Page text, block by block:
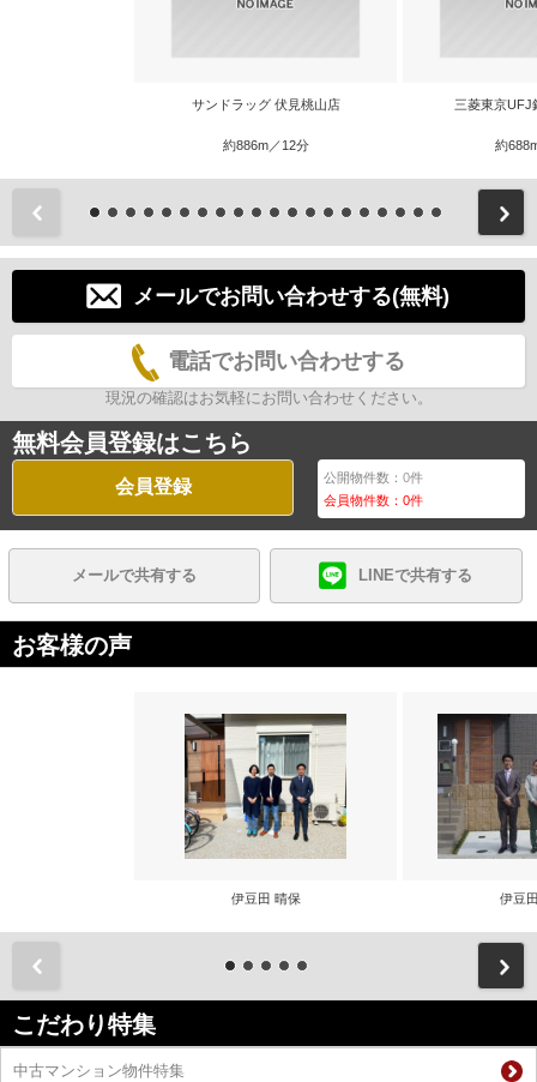
サンドラッグ 伏見桃山店
約886m／12分
三菱東京UFJ
約
メールでお問い合わせする(無料)
電話でお問い合わせする
現況の確認はお気軽にお問い合わせください。
無料会員登録はこちら
会員登録 公開物件数：0件
会員物件数：0件
メールで共有する LINEで共有する
お客様の声
伊豆田 晴保 伊豆
こだわり特集
中古マンション物件特集